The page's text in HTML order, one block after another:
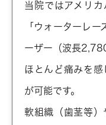
当院ではアメリ
「ウォーターレ
ーザー（波長
ほとんど痛みを
が可能です。
軟組織（歯茎等）